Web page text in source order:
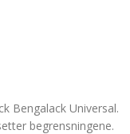
Bengalack Universal.
begrensningene.